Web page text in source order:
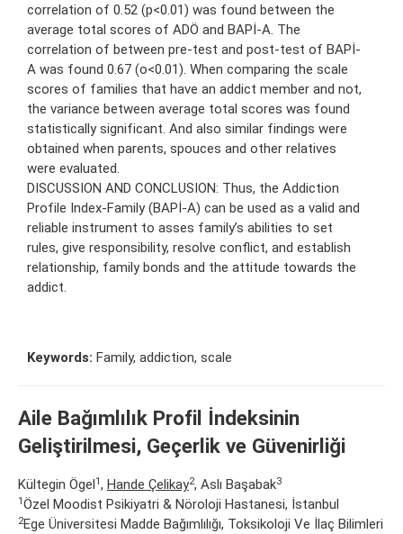
correlation of 0.52 (p<0.01) was found between the
average total scores of ADÖ and BAPİ-A. The
correlation of between pre-test and post-test of BAPİ-
A was found 0.67 (o<0.01). When comparing the scale
scores of families that have an addict member and not,
the variance between average total scores was found
statistically significant. And also similar findings were
obtained when parents, spouces and other relatives
were evaluated.
DISCUSSION AND CONCLUSION: Thus, the Addiction
Profile Index-Family (BAPİ-A) can be used as a valid and
reliable instrument to asses family’s abilities to set
rules, give responsibility, resolve conflict, and establish
relationship, family bonds and the attitude towards the
addict.
Keywords: Family, addiction, scale
Aile Bağımlılık Profil İndeksinin
Geliştirilmesi, Geçerlik ve Güvenirliği
Kültegin Ögel1, Hande Çelikay2, Aslı Başabak3
1Özel Moodist Psikiyatri & Nöroloji Hastanesi, İstanbul
2Ege Üniversitesi Madde Bağımlılığı, Toksikoloji Ve İlaç Bilimleri